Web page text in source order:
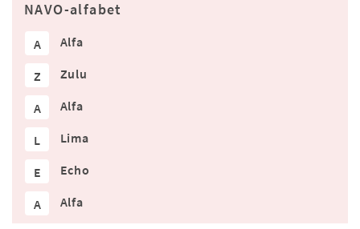
NAVO-alfabet
A Alfa
Z Zulu
A Alfa
L Lima
E Echo
A Alfa